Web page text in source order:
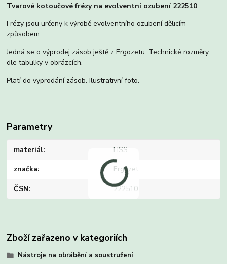
Tvarové kotoučové frézy na evolventní ozubení 222510
Frézy jsou určeny k výrobě evolventního ozubení dělicím
způsobem.
Jedná se o výprodej zásob ještě z Ergozetu. Technické rozměry
dle tabulky v obrázcích.
Platí do vyprodání zásob. Ilustrativní foto.
Parametry
materiál HSS
značka Ergozet
ČSN 222510
Zboží zařazeno v kategoriích
Nástroje na obrábění a soustružení